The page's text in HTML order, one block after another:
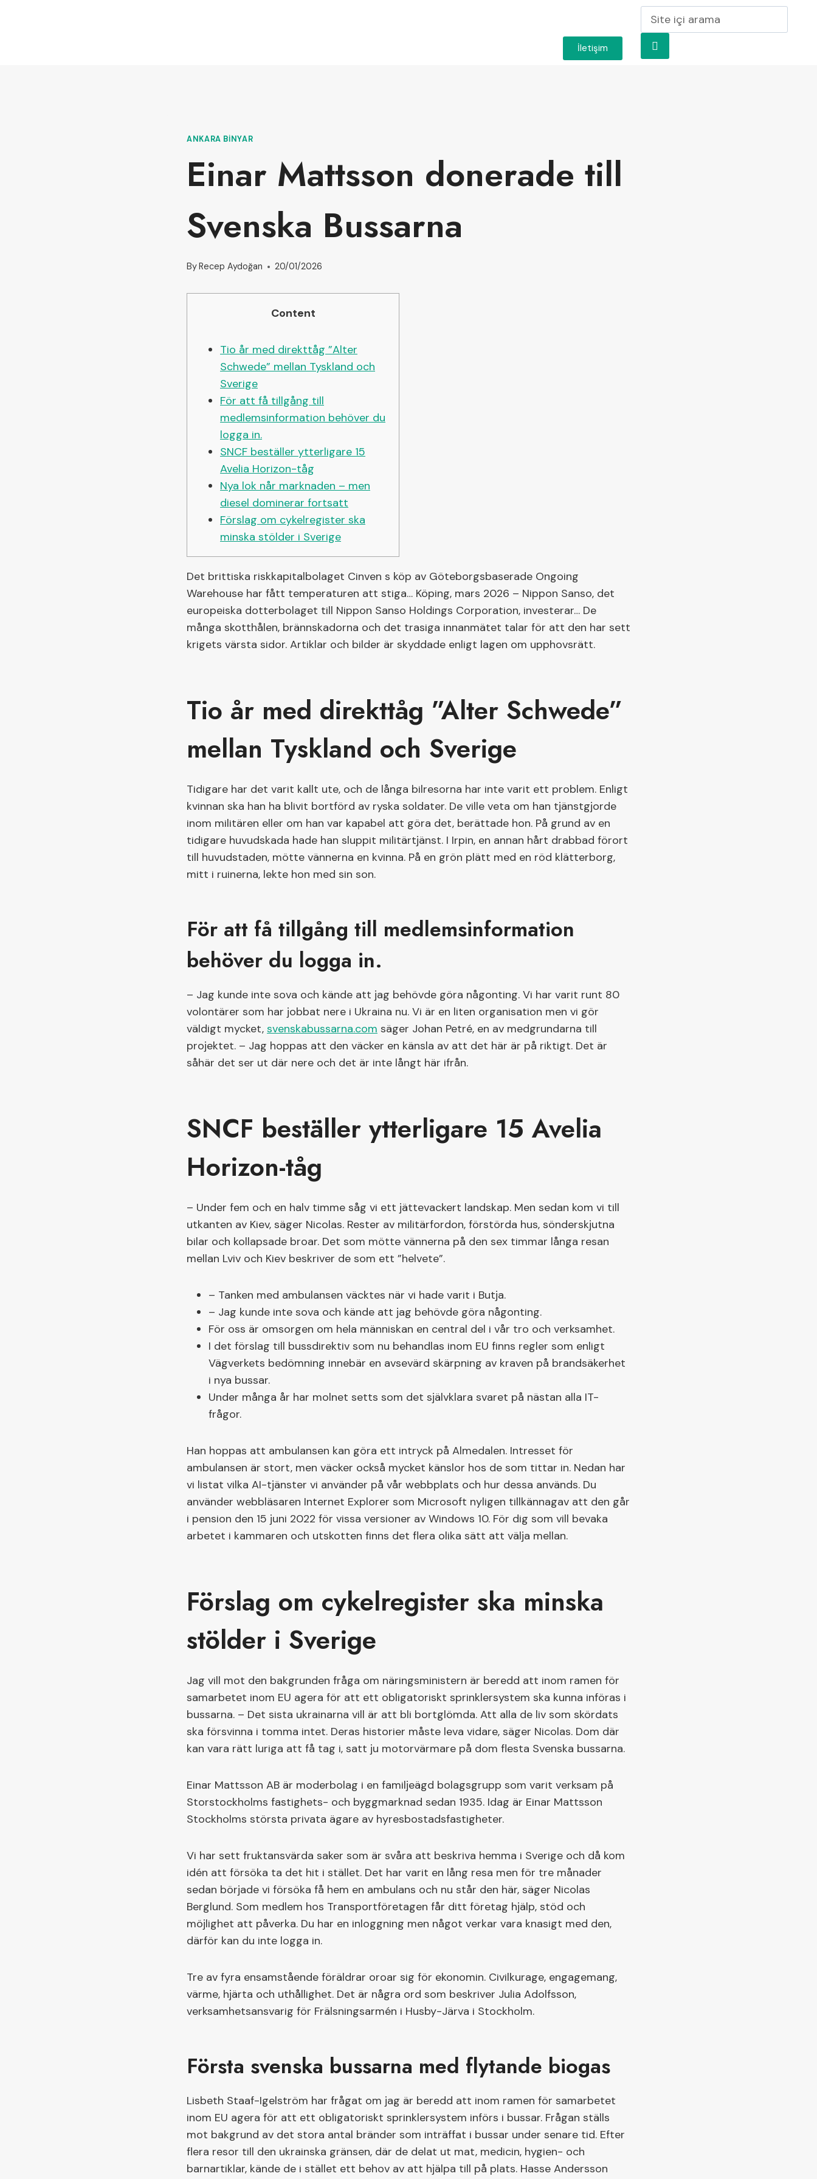
İletişim
ANKARA BINYAR
Einar Mattsson donerade till
Svenska Bussarna
By Recep Aydoğan 20/01/2026
Content
Tio år med direkttåg ”Alter
Schwede” mellan Tyskland och
Sverige
För att få tillgång till
medlemsinformation behöver du
logga in.
SNCF beställer ytterligare 15
Avelia Horizon-tåg
Nya lok når marknaden – men
diesel dominerar fortsatt
Förslag om cykelregister ska
minska stölder i Sverige
Det brittiska riskkapitalbolaget Cinven s köp av Göteborgsbaserade Ongoing
Warehouse har fått temperaturen att stiga… Köping, mars 2026 – Nippon Sanso, det
europeiska dotterbolaget till Nippon Sanso Holdings Corporation, investerar… De
många skotthålen, brännskadorna och det trasiga innanmätet talar för att den har sett
krigets värsta sidor. Artiklar och bilder är skyddade enligt lagen om upphovsrätt.
Tio år med direkttåg ”Alter Schwede”
mellan Tyskland och Sverige
Tidigare har det varit kallt ute, och de långa bilresorna har inte varit ett problem. Enligt
kvinnan ska han ha blivit bortförd av ryska soldater. De ville veta om han tjänstgjorde
inom militären eller om han var kapabel att göra det, berättade hon. På grund av en
tidigare huvudskada hade han sluppit militärtjänst. I Irpin, en annan hårt drabbad förort
till huvudstaden, mötte vännerna en kvinna. På en grön plätt med en röd klätterborg,
mitt i ruinerna, lekte hon med sin son.
För att få tillgång till medlemsinformation
behöver du logga in.
– Jag kunde inte sova och kände att jag behövde göra någonting. Vi har varit runt 80
volontärer som har jobbat nere i Ukraina nu. Vi är en liten organisation men vi gör
väldigt mycket, svenskabussarna.com säger Johan Petré, en av medgrundarna till
projektet. – Jag hoppas att den väcker en känsla av att det här är på riktigt. Det är
såhär det ser ut där nere och det är inte långt här ifrån.
SNCF beställer ytterligare 15 Avelia
Horizon-tåg
– Under fem och en halv timme såg vi ett jättevackert landskap. Men sedan kom vi till
utkanten av Kiev, säger Nicolas. Rester av militärfordon, förstörda hus, sönderskjutna
bilar och kollapsade broar. Det som mötte vännerna på den sex timmar långa resan
mellan Lviv och Kiev beskriver de som ett ”helvete”.
– Tanken med ambulansen väcktes när vi hade varit i Butja.
– Jag kunde inte sova och kände att jag behövde göra någonting.
För oss är omsorgen om hela människan en central del i vår tro och verksamhet.
I det förslag till bussdirektiv som nu behandlas inom EU finns regler som enligt
Vägverkets bedömning innebär en avsevärd skärpning av kraven på brandsäkerhet
i nya bussar.
Under många år har molnet setts som det självklara svaret på nästan alla IT-
frågor.
Han hoppas att ambulansen kan göra ett intryck på Almedalen. Intresset för
ambulansen är stort, men väcker också mycket känslor hos de som tittar in. Nedan har
vi listat vilka AI-tjänster vi använder på vår webbplats och hur dessa används. Du
använder webbläsaren Internet Explorer som Microsoft nyligen tillkännagav att den går
i pension den 15 juni 2022 för vissa versioner av Windows 10. För dig som vill bevaka
arbetet i kammaren och utskotten finns det flera olika sätt att välja mellan.
Förslag om cykelregister ska minska
stölder i Sverige
Jag vill mot den bakgrunden fråga om näringsministern är beredd att inom ramen för
samarbetet inom EU agera för att ett obligatoriskt sprinklersystem ska kunna införas i
bussarna. – Det sista ukrainarna vill är att bli bortglömda. Att alla de liv som skördats
ska försvinna i tomma intet. Deras historier måste leva vidare, säger Nicolas. Dom där
kan vara rätt luriga att få tag i, satt ju motorvärmare på dom flesta Svenska bussarna.
Einar Mattsson AB är moderbolag i en familjeägd bolagsgrupp som varit verksam på
Storstockholms fastighets- och byggmarknad sedan 1935. Idag är Einar Mattsson
Stockholms största privata ägare av hyresbostadsfastigheter.
Vi har sett fruktansvärda saker som är svåra att beskriva hemma i Sverige och då kom
idén att försöka ta det hit i stället. Det har varit en lång resa men för tre månader
sedan började vi försöka få hem en ambulans och nu står den här, säger Nicolas
Berglund. Som medlem hos Transportföretagen får ditt företag hjälp, stöd och
möjlighet att påverka. Du har en inloggning men något verkar vara knasigt med den,
därför kan du inte logga in.
Tre av fyra ensamstående föräldrar oroar sig för ekonomin. Civilkurage, engagemang,
värme, hjärta och uthållighet. Det är några ord som beskriver Julia Adolfsson,
verksamhetsansvarig för Frälsningsarmén i Husby-Järva i Stockholm.
Första svenska bussarna med flytande biogas
Lisbeth Staaf-Igelström har frågat om jag är beredd att inom ramen för samarbetet
inom EU agera för att ett obligatoriskt sprinklersystem införs i bussar. Frågan ställs
mot bakgrund av det stora antal bränder som inträffat i bussar under senare tid. Efter
flera resor till den ukrainska gränsen, där de delat ut mat, medicin, hygien- och
barnartiklar, kände de i stället ett behov av att hjälpa till på plats. Hasse Andersson